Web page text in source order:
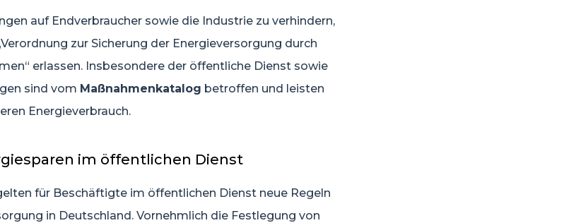
auf Endverbraucher sowie die Industrie zu verhindern,
zur Sicherung der Energieversorgung durch
erlassen. Insbesondere der öffentliche Dienst sowie
sind vom Maßnahmenkatalog betroffen und leisten
Energieverbrauch.
im öffentlichen Dienst
für Beschäftigte im öffentlichen Dienst neue Regeln
in Deutschland. Vornehmlich die Festlegung von